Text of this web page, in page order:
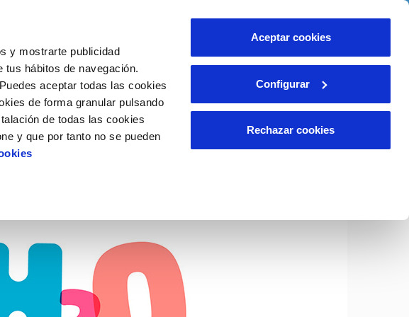
y mostrarte publicidad
tus hábitos de navegación.
aceptar todas las cookies
de forma granular pulsando
de todas las cookies
y que por tanto no se pueden
Aceptar cookies
Configurar
Rechazar cookies
DE DATOS
datos bancarios
datos de domicilio
INCIDENCIAS
Comunica anomalías o posibles
DE SERVICIO
(Defensa del cliente)
servicio
EN LA RED
CUIDADOS DEL AGUA
de Contratación
Nuestros compromisos Área de clientes